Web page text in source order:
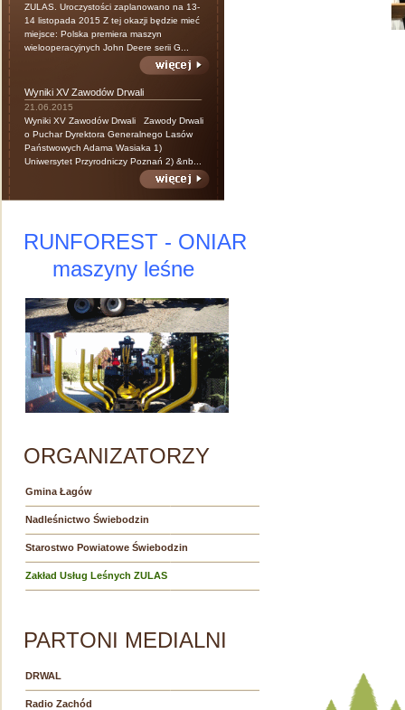
ZULAS. Uroczystości zaplanowano na 13-
14 listopada 2015 Z tej okazji będzie mieć
miejsce: Polska premiera maszyn
wielooperacyjnych John Deere serii G...
Wyniki XV Zawodów Drwali
21.06.2015
Wyniki XV Zawodów Drwali Zawody Drwali
o Puchar Dyrektora Generalnego Lasów
Państwowych Adama Wasiaka 1)
Uniwersytet Przyrodniczy Poznań 2) &nb...
RUNFOREST - ONIAR
maszyny leśne
ORGANIZATORZY
Gmina Łagów
Nadleśnictwo Świebodzin
Starostwo Powiatowe Świebodzin
Zakład Usług Leśnych ZULAS
PARTONI MEDIALNI
DRWAL
Radio Zachód